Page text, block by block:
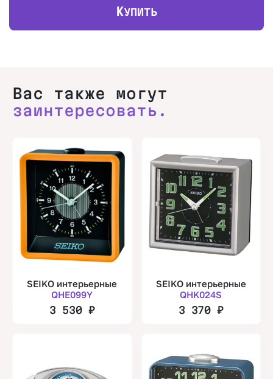
КУПИТЬ
Вас также могут
заинтересовать.
SEIKO интерьерные
QHE099Y
3 530 ₽
SEIKO интерьерные
QHK024S
3 370₽